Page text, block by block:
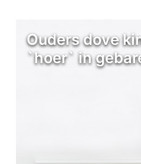
Ouders dove
`hoer` in